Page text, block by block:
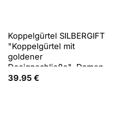
Koppelgürtel SILBERGIFT
"Koppelgürtel mit
goldener
Designschließe", Damen,
Gr. 105, blau (marine),
39.95 €